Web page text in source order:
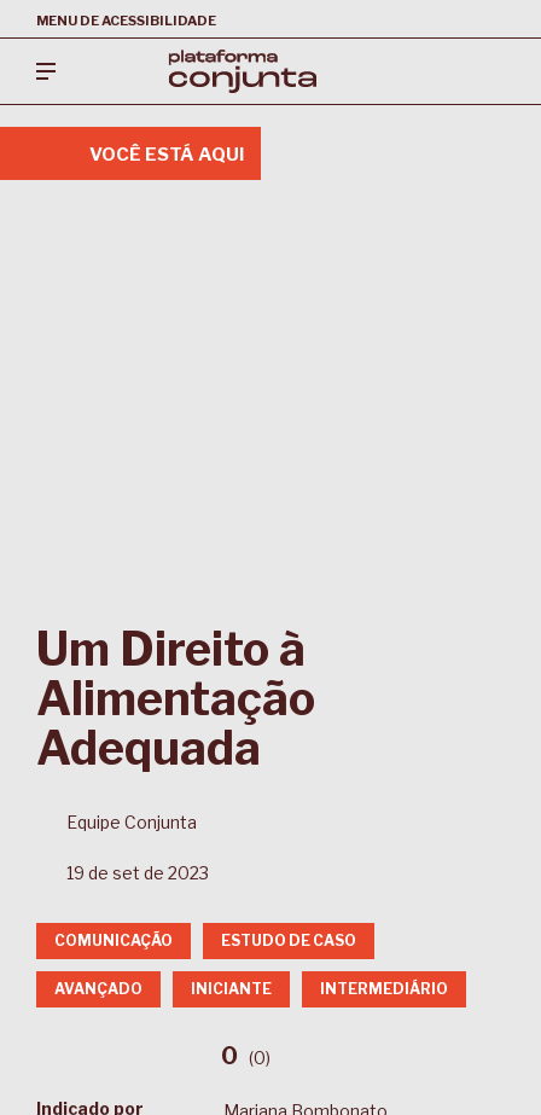
MENU DE ACESSIBILIDADE
VOCÊ ESTÁ AQUI
Um Direito à
Alimentação
Adequada
Equipe Conjunta
19 de set de 2023
COMUNICAÇÃO ESTUDO DE CASO
AVANÇADO INICIANTE INTERMEDIÁRIO
0 (0)
Indicado por Mariana Bombonato